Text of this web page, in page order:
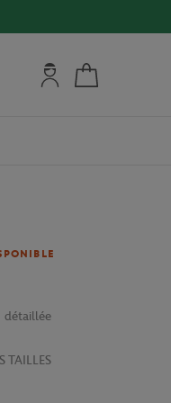
Mon compte : se
détaillée
TAILLES